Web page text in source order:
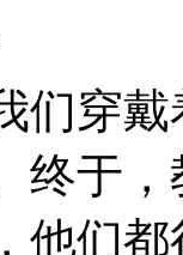
们穿
终于
他们